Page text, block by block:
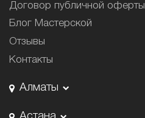
Договор публичной оферты
Блог Мастерской
Отзывы
Контакты
Алматы